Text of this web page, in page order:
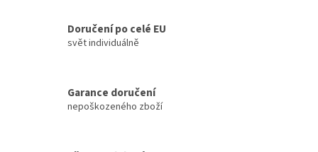
Doručení po celé EU
svět individuálně
Garance doručení
nepoškozeného zboží